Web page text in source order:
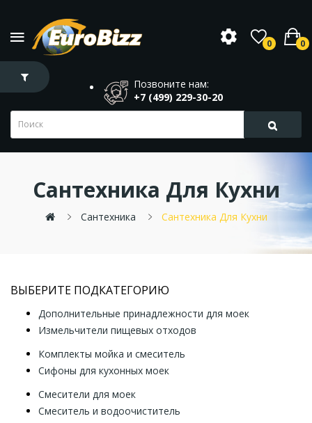
0 0
Позвоните нам:
+7 (499) 229-30-20
Сантехника Для Кухни
Сантехника Сантехника Для Кухни
ВЫБЕРИТЕ ПОДКАТЕГОРИЮ
Дополнительные принадлежности для моек
Измельчители пищевых отходов
Комплекты мойка и смеситель
Сифоны для кухонных моек
Смесители для моек
Смеситель и водоочиститель